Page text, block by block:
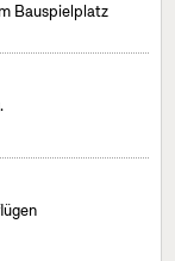
Bauspielplatz